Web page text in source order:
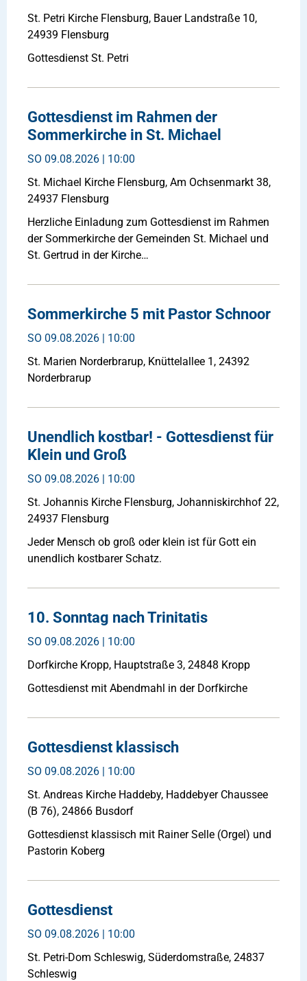
St. Petri Kirche Flensburg, Bauer Landstraße 10,
24939 Flensburg
Gottesdienst St. Petri
Gottesdienst im Rahmen der
Sommerkirche in St. Michael
SO 09.08.2026 | 10:00
St. Michael Kirche Flensburg, Am Ochsenmarkt 38,
24937 Flensburg
Herzliche Einladung zum Gottesdienst im Rahmen
der Sommerkirche der Gemeinden St. Michael und
St. Gertrud in der Kirche…
Sommerkirche 5 mit Pastor Schnoor
SO 09.08.2026 | 10:00
St. Marien Norderbrarup, Knüttelallee 1, 24392
Norderbrarup
Unendlich kostbar! - Gottesdienst für
Klein und Groß
SO 09.08.2026 | 10:00
St. Johannis Kirche Flensburg, Johanniskirchhof 22,
24937 Flensburg
Jeder Mensch ob groß oder klein ist für Gott ein
unendlich kostbarer Schatz.
10. Sonntag nach Trinitatis
SO 09.08.2026 | 10:00
Dorfkirche Kropp, Hauptstraße 3, 24848 Kropp
Gottesdienst mit Abendmahl in der Dorfkirche
Gottesdienst klassisch
SO 09.08.2026 | 10:00
St. Andreas Kirche Haddeby, Haddebyer Chaussee
(B 76), 24866 Busdorf
Gottesdienst klassisch mit Rainer Selle (Orgel) und
Pastorin Koberg
Gottesdienst
SO 09.08.2026 | 10:00
St. Petri-Dom Schleswig, Süderdomstraße, 24837
Schleswig